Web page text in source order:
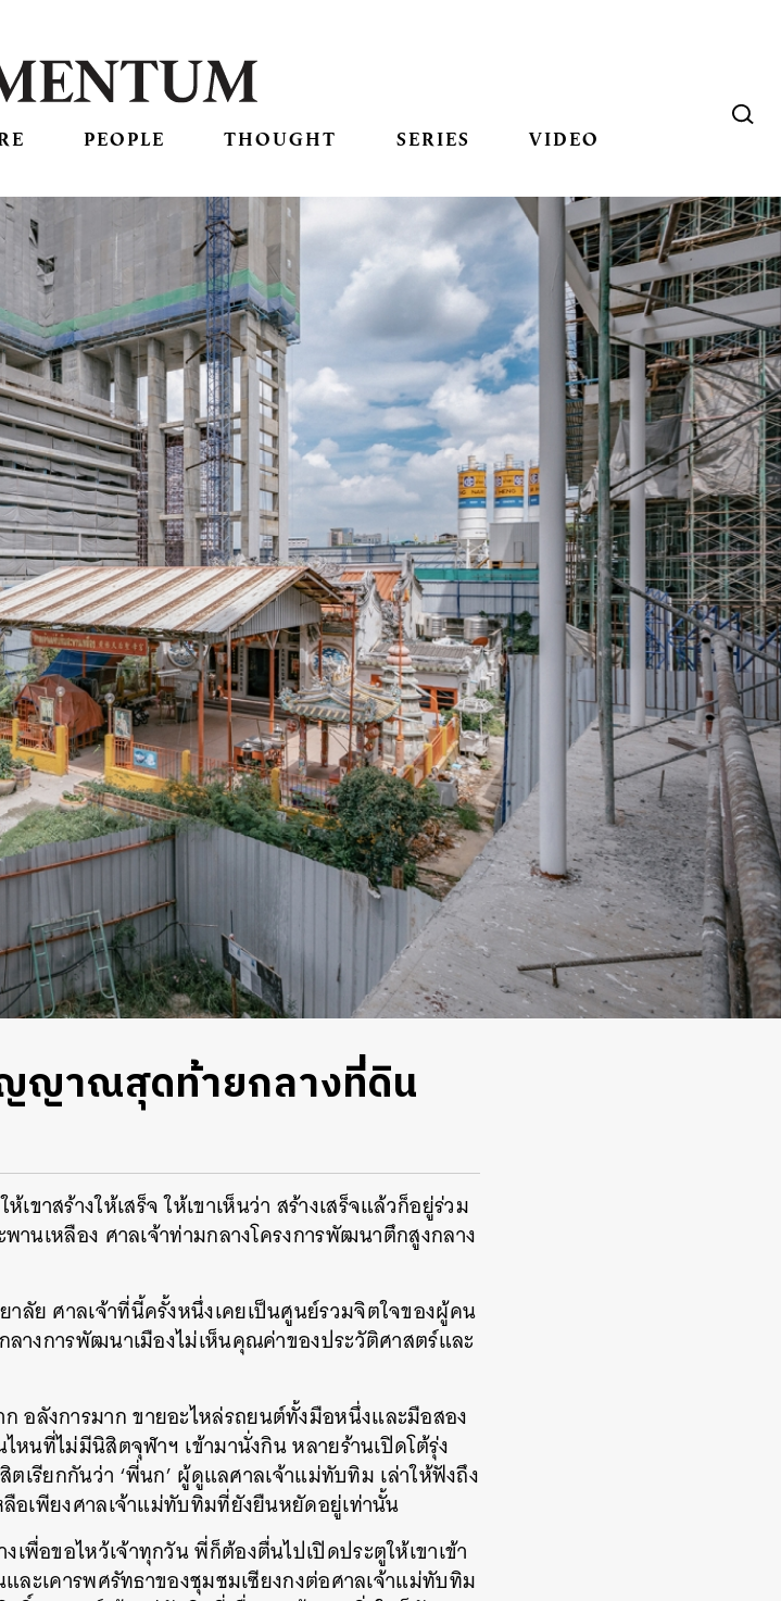
PEOPLE THOUGHT SERIES VIDEO
ญาณสุดท้ายกลางที่ดิน
ขาสร้างให้เสร็จ ให้เขาเห็นว่า สร้างเสร็จแล้วก็อยู่ร่วม
นเหลือง ศาลเจ้าท่ามกลางโครงการพัฒนาตึกสูงกลาง
ลัย ศาลเจ้าที่นี้ครั้งหนึ่งเคยเป็นศูนย์รวมจิตใจของผู้คน
างการพัฒนาเมืองไม่เห็นคุณค่าของประวัติศาสตร์และ
อลังการมาก ขายอะไหล่รถยนต์ทั้งมือหนึ่งและมือสอง
นที่ไม่มีนิสิตจุฬาฯ เข้ามานั่งกิน หลายร้านเปิดโต้รุ่ง
เรียกกันว่า ‘พี่นก’ ผู้ดูแลศาลเจ้าแม่ทับทิม เล่าให้ฟังถึง
อเพียงศาลเจ้าแม่ทับทิมที่ยังยืนหยัดอยู่เท่านั้น
เพื่อขอไหว้เจ้าทุกวัน พี่ก็ต้องตื่นไปเปิดประตูให้เขาเข้า
ะเคารพศรัทธาของชุมชมเซียงกงต่อศาลเจ้าแม่ทับทิม